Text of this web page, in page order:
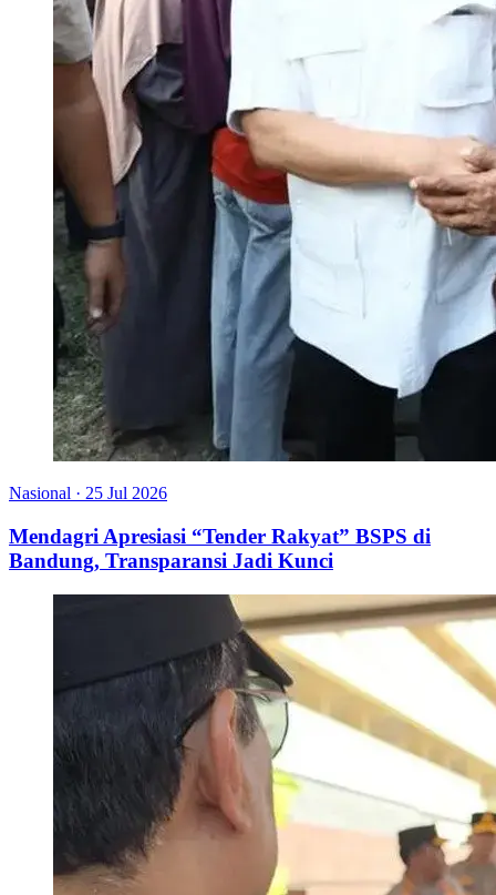
Nasional · 25 Jul 2026
Mendagri Apresiasi “Tender Rakyat” BSPS di
Bandung, Transparansi Jadi Kunci